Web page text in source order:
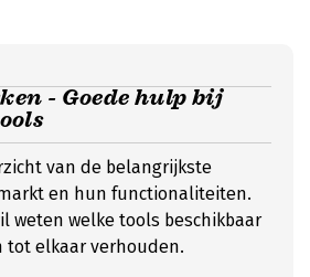
- Goede hulp bij
van de belangrijkste
en hun functionaliteiten.
weten welke tools beschikbaar
tot elkaar verhouden.